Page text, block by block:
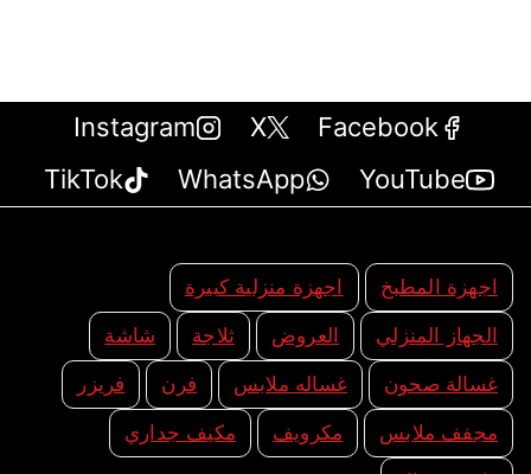
Facebook
X
Instagram
YouTube
WhatsApp
TikTok
اجهزة المطبخ اجهزة منزلية كبيرة
الجهاز المنزلي العروض ثلاجة شاشة
غسالة صحون غساله ملابس فرن فريزر
مجفف ملابس مكرويف مكيف جداري